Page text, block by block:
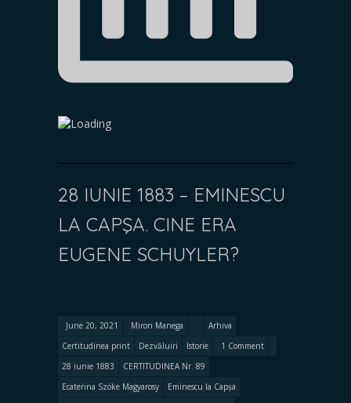
28 IUNIE 1883 – EMINESCU
LA CAPŞA. CINE ERA
EUGENE SCHUYLER?
June 20, 2021 Miron Manega
Arhiva
Certitudinea print
Dezvăluiri Istorie
1 Comment
28 iunie 1883
CERTITUDINEA Nr. 89
Ecaterina Szöke Magyarosy
Eminescu la Capșa